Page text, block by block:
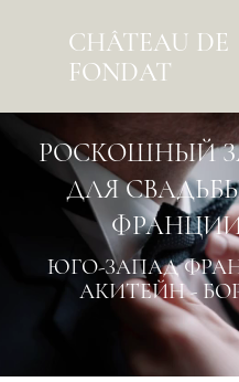
CHÂTEAU DE
FONDAT
РОСКОШНЫЙ
ДЛЯ
ЮГО-ЗАПАД
АКИТЕЙН -